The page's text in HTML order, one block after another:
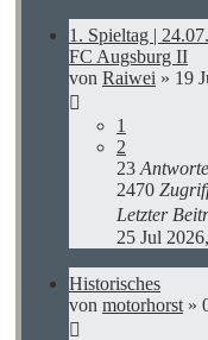
1. Spieltag |
FC Augsburg II
von Raiwei » 19
1
2
23
2470
Letzter
25 Jul
Historisches
von motorhorst »